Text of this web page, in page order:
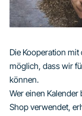
Die Kooperation
möglich, dass wir
können.
Wer einen
Shop verwendet,